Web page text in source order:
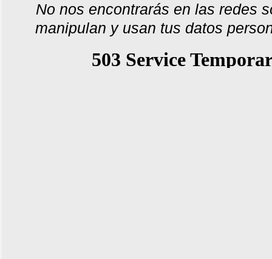
No nos encontrarás en las redes
manipulan y usan tus datos